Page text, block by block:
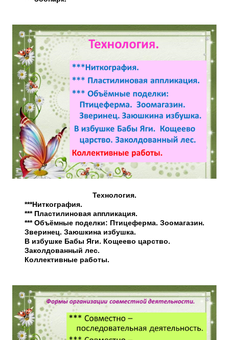
Технология.
***Ниткография.
*** Пластилиновая аппликация.
*** Объёмные поделки: Птицеферма. Зоомагазин.
Зверинец. Заюшкина избушка.
В избушке Бабы Яги. Кощеево царство.
Заколдованный лес.
Коллективные работы.